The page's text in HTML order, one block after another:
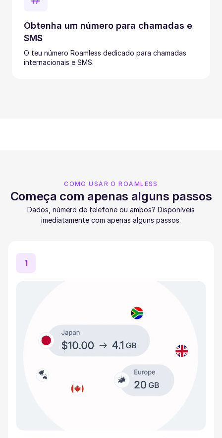
Obtenha um número para chamadas e
SMS
O teu número Roamless dedicado para chamadas
internacionais e SMS.
COMO USAR O ROAMLESS
Começa com apenas alguns passos
Dados, número de telefone ou ambos? Disponíveis
imediatamente com apenas alguns passos.
1